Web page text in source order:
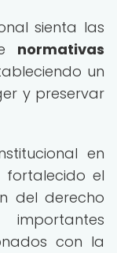
sienta las
normativas
un
y preservar
en
el
del derecho
con la